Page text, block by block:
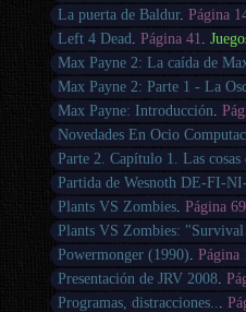
La puerta de Baldur.Página
Left 4 Dead .Página 41 .
Max Payne 2: La caída de
Max Payne 2: Parte 1 - La
Max Payne: Introducción .
Novedades En Ocio
Parte 2. Capítulo 1. Las
Partida de Wesnoth DE-FI-
Plants VS Zombies .Página 69
Plants VS Zombies:
Powermonger (1990) .Página
Presentación de JRV 2008 .
Programas, distracciones..
.